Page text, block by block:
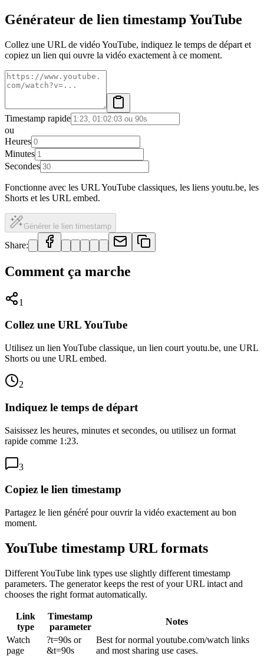
Générateur de lien timestamp YouTube
Collez une URL de vidéo YouTube, indiquez le temps de départ et
copiez un lien qui ouvre la vidéo exactement à ce moment.
Timestamp rapide
ou
Heures
Minutes
Secondes
Fonctionne avec les URL YouTube classiques, les liens youtu.be, les
Shorts et les URL embed.
Générer le lien timestamp
Share:
Comment ça marche
1
Collez une URL YouTube
Utilisez un lien YouTube classique, un lien court youtu.be, une URL
Shorts ou une URL embed.
2
Indiquez le temps de départ
Saisissez les heures, minutes et secondes, ou utilisez un format
rapide comme 1:23.
3
Copiez le lien timestamp
Partagez le lien généré pour ouvrir la vidéo exactement au bon
moment.
YouTube timestamp URL formats
Different YouTube link types use slightly different timestamp
parameters. The generator keeps the rest of your URL intact and
chooses the right format automatically.
Link
type
Timestamp
parameter
Notes
Watch
page
?t=90s or
&t=90s
Best for normal youtube.com/watch links
and most sharing use cases.